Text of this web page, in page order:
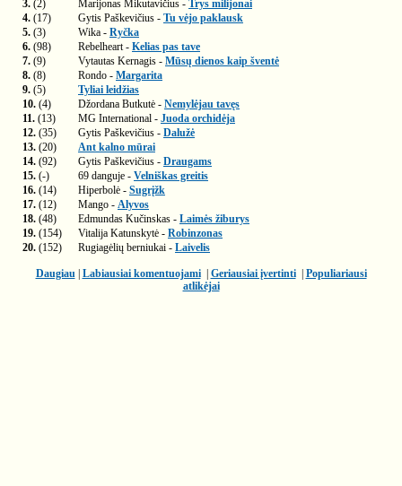
3. (2) Marijonas Mikutavičius - Trys milijonai
4. (17) Gytis Paškevičius - Tu vėjo paklausk
5. (3) Wika - Ryčka
6. (98) Rebelheart - Kelias pas tave
7. (9) Vytautas Kernagis - Mūsų dienos kaip šventė
8. (8) Rondo - Margarita
9. (5)
Tyliai leidžias
10. (4) Džordana Butkutė - Nemylėjau tavęs
11. (13) MG International - Juoda orchidėja
12. (35) Gytis Paškevičius - Dalužė
13. (20)
Ant kalno mūrai
14. (92) Gytis Paškevičius - Draugams
15. (-) 69 danguje - Velniškas greitis
16. (14) Hiperbolė - Sugrįžk
17. (12) Mango - Alyvos
18. (48) Edmundas Kučinskas - Laimės žiburys
19. (154) Vitalija Katunskytė - Robinzonas
20. (152) Rugiagėlių berniukai - Laivelis
Daugiau| Labiausiai komentuojami| Geriausiai įvertinti| Populiariausi
atlikėjai